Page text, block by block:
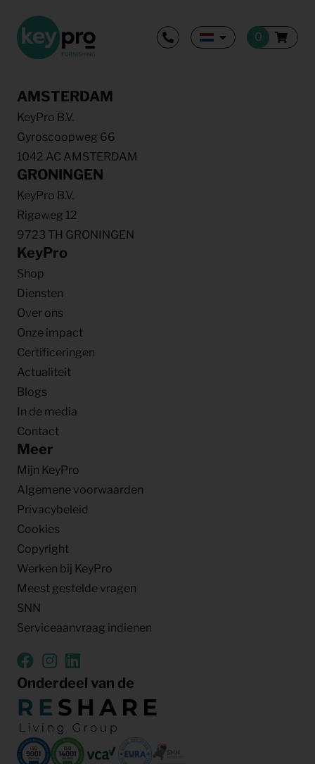
AMSTERDAM
KeyPro B.V.
Gyroscoopweg 66
1042 AC AMSTERDAM
GRONINGEN
KeyPro B.V.
Rigaweg 12
9723 TH GRONINGEN
KeyPro
Shop
Diensten
Over ons
Onze impact
Certificeringen
Actualiteit
Blogs
In de media
Contact
Meer
Mijn KeyPro
Algemene voorwaarden
Privacybeleid
Cookies
Copyright
Werken bij KeyPro
Meest gestelde vragen
SNN
Serviceaanvraag indienen
Onderdeel van de